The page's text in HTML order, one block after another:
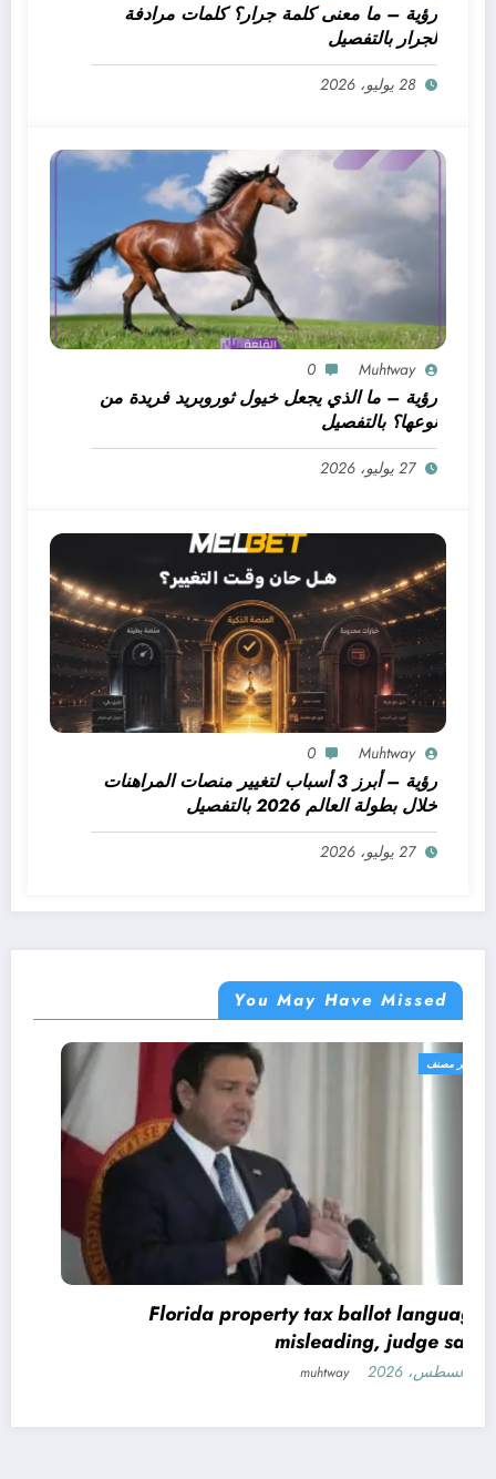
رؤية – ما معنى كلمة جرار؟ كلمات مرادفة
لجرار بالتفصيل
28 يوليو، 2026
Muhtway
0
رؤية – ما الذي يجعل خيول ثوروبريد فريدة من
نوعها؟ بالتفصيل
27 يوليو، 2026
Muhtway
0
رؤية – أبرز 3 أسباب لتغيير منصات المراهنات
خلال بطولة العالم 2026 بالتفصيل
27 يوليو، 2026
You May Have Missed
غير مصنف
Florida property tax ballot language
misleading, judge says
5 أغسطس، 2026 muhtway